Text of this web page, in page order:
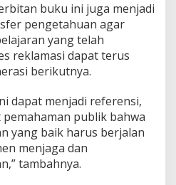
buku ini juga menjadi
pengetahuan agar
yang telah
reklamasi dapat terus
berikutnya.
dapat menjadi referensi,
publik bahwa
yang baik harus berjalan
menjaga dan
tambahnya.